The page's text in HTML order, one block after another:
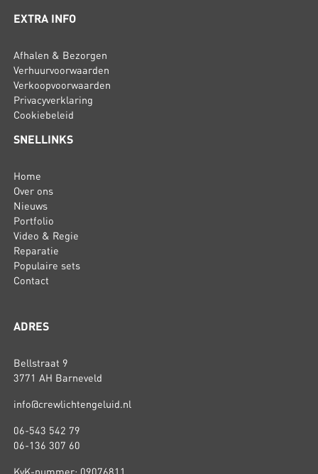
EXTRA INFO
Afhalen & Bezorgen
Verhuurvoorwaarden
Verkoopvoorwaarden
Privacyverklaring
Cookiebeleid
SNELLINKS
Home
Over ons
Nieuws
Portfolio
Video & Regie
Reparatie
Populaire sets
Contact
ADRES
Bellstraat 9
3771 AH Barneveld
info@crewlichtengeluid.nl
06-543 542 79
06-136 307 60